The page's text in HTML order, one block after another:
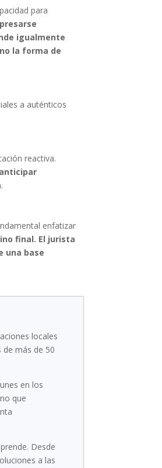
para
igualmente
la forma de
a auténticos
reactiva.
enfatizar
final. El jurista
una base
locales
más de 50
en los
que
Desde
a las